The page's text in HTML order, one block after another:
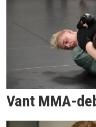
Vant MMA-